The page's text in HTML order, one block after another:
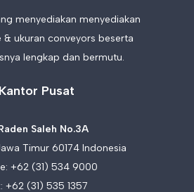
menyediakan menyediakan
ukuran conveyors beserta
lengkap dan bermutu.
Kantor Pusat
Saleh No.3A
Timur 60174 Indonesia
+62 (31) 534 9000
+62 (31) 535 1357